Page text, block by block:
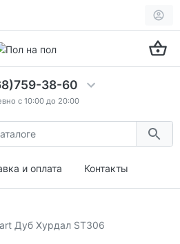
38-60
с 10:00 до 20:00
и оплата Контакты
Дуб Хурдал ST306